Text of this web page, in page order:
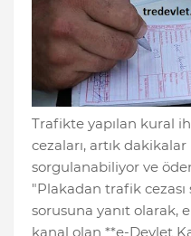
Trafikte yapılan kural
cezaları, artık
sorgulanabiliyor ve
"Plakadan trafik cezası
sorusuna yanıt olarak,
kanal olan **e-Devlet